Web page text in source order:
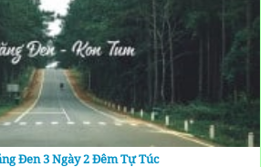
Đen 3 Ngày 2 Đêm Tự Túc